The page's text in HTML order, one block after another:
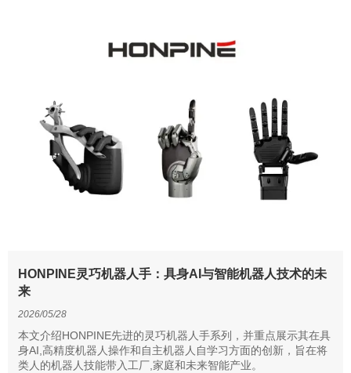
HONPINE灵巧机器人手：具身AI与智能机器人技术的未
来
2026/05/28
本文介绍HONPINE先进的灵巧机器人手系列，并重点展示其在具
身AI,高精度机器人操作和自主机器人自学习方面的创新，旨在将
类人的机器人技能带入工厂,家庭和未来智能产业。